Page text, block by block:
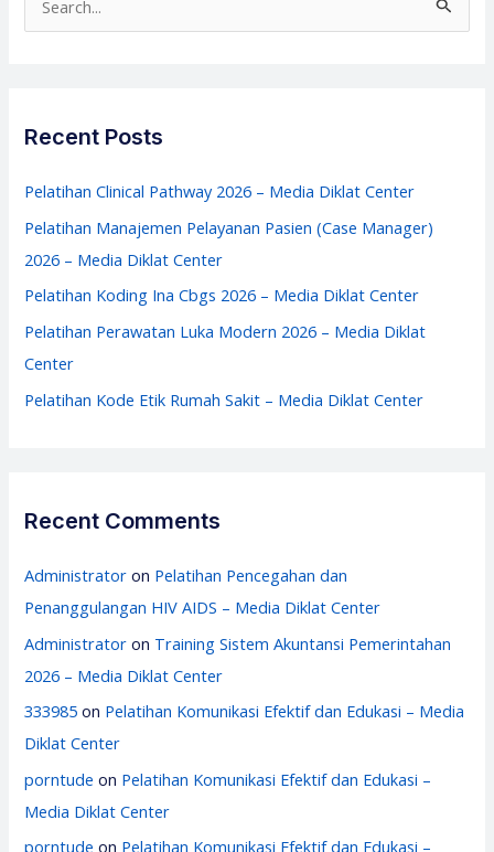
Manajemen
Diklat
e
f
o
r
Recent Posts
Pelatihan Clinical Pathway 2026 – Media Diklat Center
Pelatihan Manajemen Pelayanan Pasien (Case Manager)
2026 – Media Diklat Center
Pelatihan Koding Ina Cbgs 2026 – Media Diklat Center
Pelatihan Perawatan Luka Modern 2026 – Media Diklat
Center
Pelatihan Kode Etik Rumah Sakit – Media Diklat Center
Recent Comments
Administrator on Pelatihan Pencegahan dan
Penanggulangan HIV AIDS – Media Diklat Center
Administrator on Training Sistem Akuntansi Pemerintahan
2026 – Media Diklat Center
333985 on Pelatihan Komunikasi Efektif dan Edukasi – Media
Diklat Center
porntude on Pelatihan Komunikasi Efektif dan Edukasi –
Media Diklat Center
porntude on Pelatihan Komunikasi Efektif dan Edukasi –